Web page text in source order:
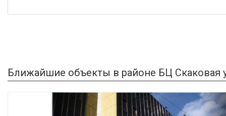
Ближайшие объекты в районе БЦ Скаковая
Previous